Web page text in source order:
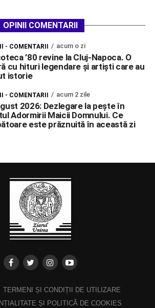
OPINII COMENTARII
- COMENTARII acum o zi
’80 revine la Cluj-Napoca. O
cu hituri legendare și artiști care au
istorie
- COMENTARII acum 2 zile
2026: Dezlegare la pește în
Adormirii Maicii Domnului. Ce
este prăznuită în această zi
TERMENI ȘI CONDIȚII DE UTILIZARE
ȘI POLITICĂ DE COOKIES